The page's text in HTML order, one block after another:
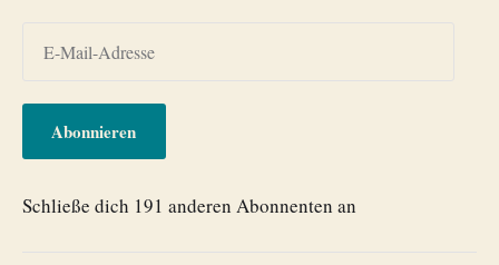
Abonnieren
Schließe dich 191 anderen Abonnenten an